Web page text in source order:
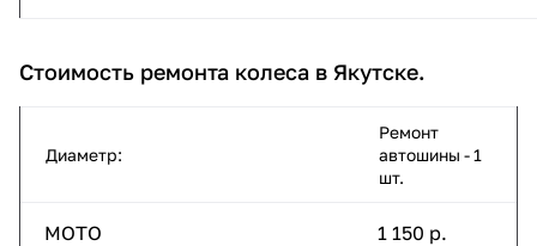
Стоимость ремонта колеса в Якутске.
Диаметр:
Ремонт
автошины - 1
шт.
МОТО 1 150 р.